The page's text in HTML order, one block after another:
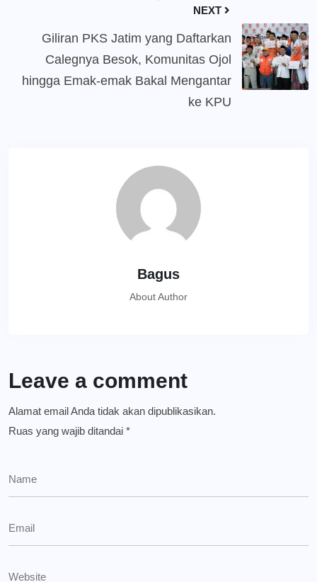
NEXT
Giliran PKS Jatim yang Daftarkan
Calegnya Besok, Komunitas Ojol
hingga Emak-emak Bakal Mengantar
ke KPU
Bagus
About Author
Leave a comment
Alamat email Anda tidak akan dipublikasikan.
Ruas yang wajib ditandai *